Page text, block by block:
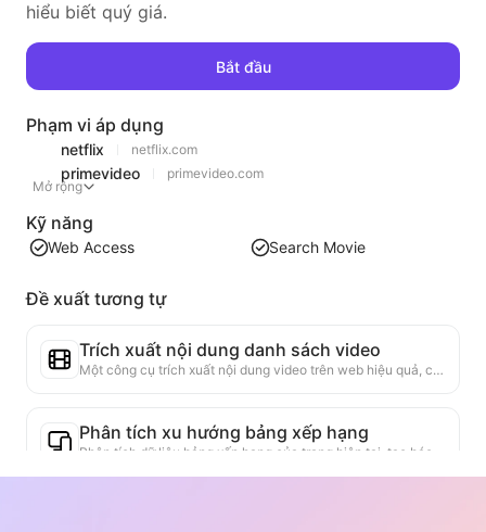
hiểu biết quý giá.
Bắt đầu
Phạm vi áp dụng
netflix netflix.com
primevideo
primevideo.com
Mở rộng
Kỹ năng
Web Access Search Movie
Đề xuất tương tự
Trích xuất nội dung danh sách video
Một công cụ trích xuất nội dung video trên web hiệu quả, có khả năng quét nhanh các trang web và tổ chức thông tin video thành bảng Markdown có cấu trúc.
Phân tích xu hướng bảng xếp hạng